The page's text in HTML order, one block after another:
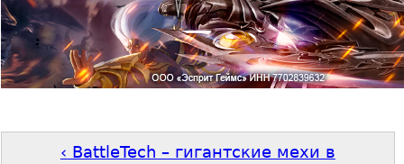
‹ BattleTech – гигантские мехи в